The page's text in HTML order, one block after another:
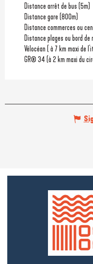
Distance arrêt de bus (5m)
Distance gare (800m)
Distance commerces ou
Distance plages ou bord de
Vélocéan ( à 7 km maxi de
GR® 34 (à 2 km maxi du